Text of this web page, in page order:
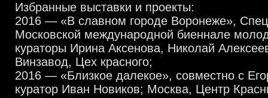
Избранные выставки и проекты:
2016 — «В славном городе Воронеже»,
Московской международной биеннале
кураторы Ирина Аксенова, Николай
Винзавод, Цех красного;
2016 — «Близкое далекое», совместно с
куратор Иван Новиков; Москва, Центр